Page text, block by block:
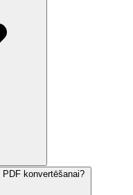
konvertēšanai?